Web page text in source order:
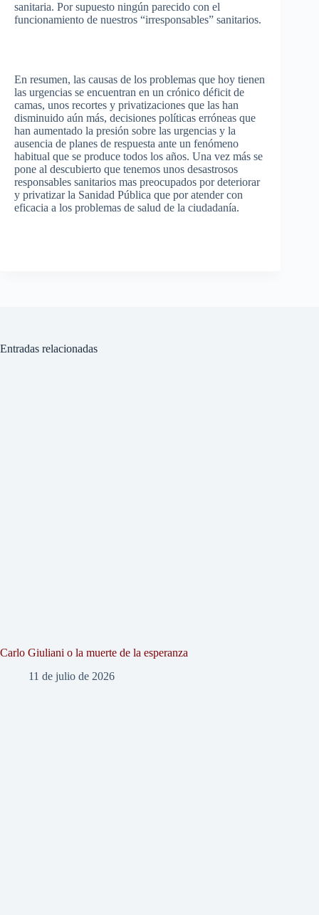
sanitaria. Por supuesto ningún parecido con el
funcionamiento de nuestros “irresponsables” sanitarios.
En resumen, las causas de los problemas que hoy tienen
las urgencias se encuentran en un crónico déficit de
camas, unos recortes y privatizaciones que las han
disminuido aún más, decisiones políticas erróneas que
han aumentado la presión sobre las urgencias y la
ausencia de planes de respuesta ante un fenómeno
habitual que se produce todos los años. Una vez más se
pone al descubierto que tenemos unos desastrosos
responsables sanitarios mas preocupados por deteriorar
y privatizar la Sanidad Pública que por atender con
eficacia a los problemas de salud de la ciudadanía.
Entradas relacionadas
Carlo Giuliani o la muerte de la esperanza
11 de julio de 2026